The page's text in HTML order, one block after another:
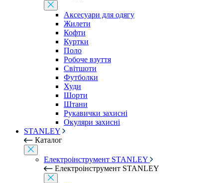
Аксесуари для одягу
Жилети
Кофти
Куртки
Поло
Робоче взуття
Світшоти
Футболки
Худи
Шорти
Штани
Рукавички захисні
Окуляри захисні
STANLEY
Каталог
Електроінструмент STANLEY
Електроінструмент STANLEY